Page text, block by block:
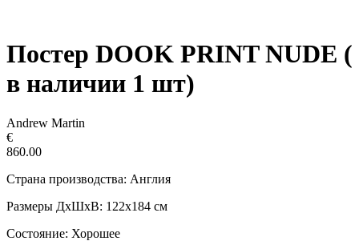
Постер DOOK PRINT NUDE (
в наличии 1 шт)
Andrew Martin
€
860.00
Страна производства: Англия
Размеры ДxШxВ: 122x184 см
Состояние: Хорошее